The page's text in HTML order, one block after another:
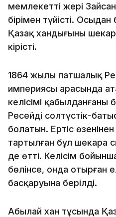
мемлекеттің жері
бірімен түйісті.
Қазақ хандығының
кірісті.
1864 жылы патшалық
империясы арасында
келісімі қабылданғаны
Ресейдің солтүстік-
болатын. Ертіс
тартылған бұл шекара
де өтті. Келісім
бөлінсе, онда отырған
басқаруына берілді.
Абылай хан тұсында